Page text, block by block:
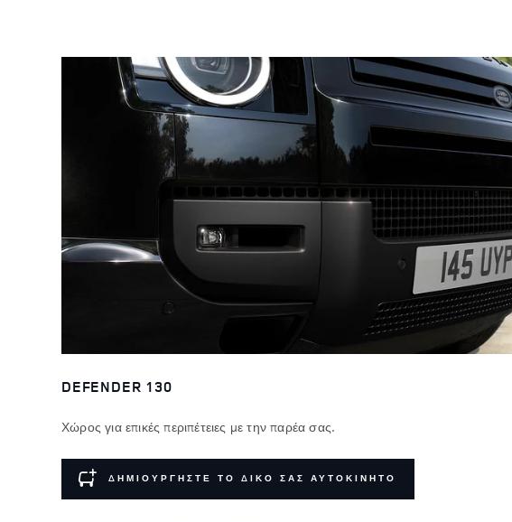
DEFENDER 130
Χώρος για επικές περιπέτειες με την παρέα σας.
ΔΗΜΙΟΥΡΓΗΣΤΕ ΤΟ ΔΙΚΟ ΣΑΣ ΑΥΤΟΚΙΝΗΤΟ